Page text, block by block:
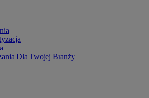
Dla Twojej Branży